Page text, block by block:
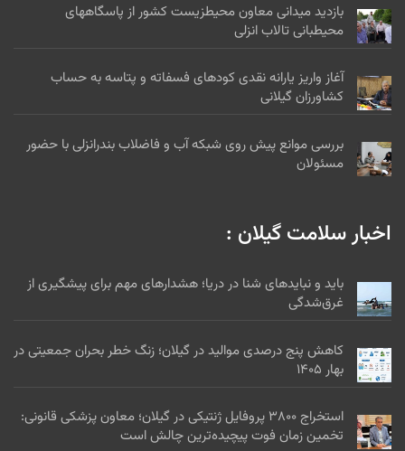
بازدید میدانی معاون محیطزیست کشور از پاسگاههای
محیطبانی تالاب انزلی
آغاز واریز یارانه نقدی کودهای فسفاته و پتاسه به حساب
کشاورزان گیلانی
بررسی موانع پیش روی شبکه آب و فاضلاب بندرانزلی با حضور
مسئولان
اخبار سلامت گیلان :
باید و نبایدهای شنا در دریا؛ هشدارهای مهم برای پیشگیری از
غرق‌شدگی
کاهش پنج درصدی موالید در گیلان؛ زنگ خطر بحران جمعیتی در
بهار ۱۴۰۵
استخراج ۳۸۰۰ پروفایل ژنتیکی در گیلان؛ معاون پزشکی قانونی:
تخمین زمان فوت پیچیده‌ترین چالش است